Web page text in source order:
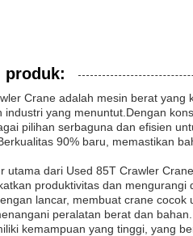
produk:
Crane adalah mesin berat
industri yang menuntut.Dengan
pilihan serbaguna dan efisien
90% baru, memastikan
utama dari Used 85T Crawler
produktivitas dan
lancar, membuat crane
peralatan berat dan bahan.
kemampuan yang tinggi, yang